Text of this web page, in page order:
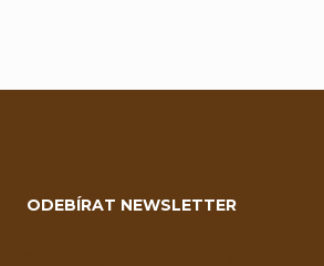
ODEBÍRAT NEWSLETTER